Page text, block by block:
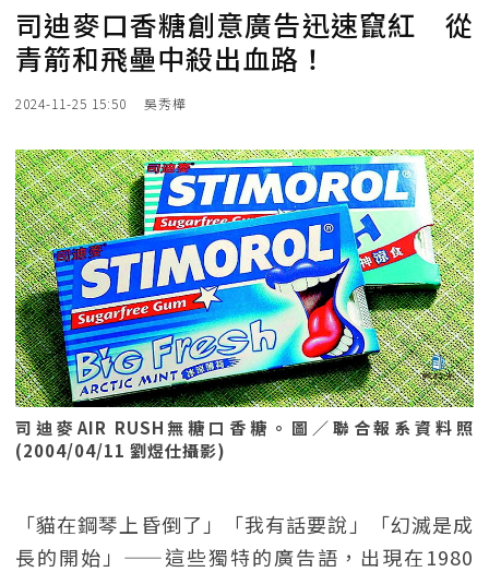
司迪麥口香糖創意廣告迅速竄紅 從
青箭和飛壘中殺出血路！
2024-11-25 15:50 吳秀樺
司迪麥AIR RUSH無糖口香糖。圖／聯合報系資料照
(2004/04/11 劉煜仕攝影)
「貓在鋼琴上昏倒了」「我有話要說」「幻滅是成
長的開始」——這些獨特的廣告語，出現在1980